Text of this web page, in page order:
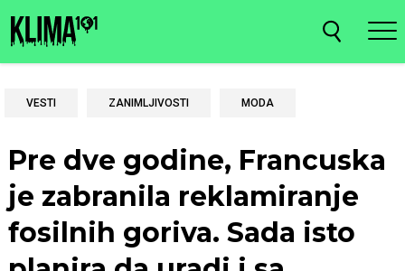
VESTI ZANIMLJIVOSTI MODA
Pre dve godine, Francuska
je zabranila reklamiranje
fosilnih goriva. Sada isto